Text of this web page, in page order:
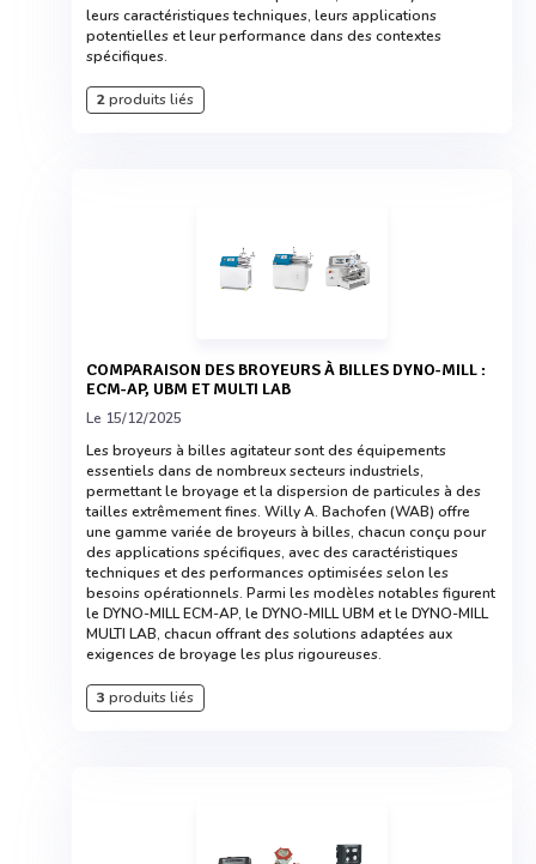
leurs caractéristiques techniques, leurs applications
potentielles et leur performance dans des contextes
spécifiques.
2produits liés
COMPARAISON DES BROYEURS À BILLES DYNO-MILL :
ECM-AP, UBM ET MULTI LAB
Le 15/12/2025
Les broyeurs à billes agitateur sont des équipements
essentiels dans de nombreux secteurs industriels,
permettant le broyage et la dispersion de particules à des
tailles extrêmement fines. Willy A. Bachofen (WAB) offre
une gamme variée de broyeurs à billes, chacun conçu pour
des applications spécifiques, avec des caractéristiques
techniques et des performances optimisées selon les
besoins opérationnels. Parmi les modèles notables figurent
le DYNO-MILL ECM-AP, le DYNO-MILL UBM et le DYNO-MILL
MULTI LAB, chacun offrant des solutions adaptées aux
exigences de broyage les plus rigoureuses.
3 produits liés